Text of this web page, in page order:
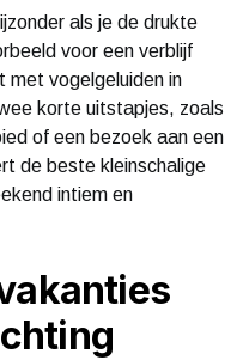
als je de drukte
voor een verblijf
met vogelgeluiden in
korte uitstapjes, zoals
of een bezoek aan een
de beste kleinschalige
intiem en